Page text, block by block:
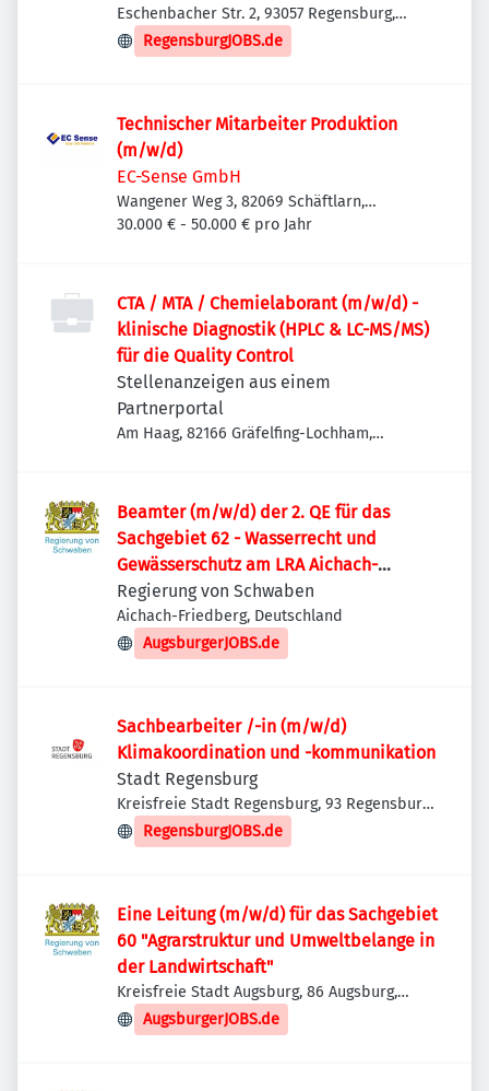
Eschenbacher Str. 2, 93057 Regensburg,
Deutschland
RegensburgJOBS.de
Technischer Mitarbeiter Produktion
(m/w/d)
EC-Sense GmbH
Wangener Weg 3, 82069 Schäftlarn,
Deutschland
30.000 € - 50.000 € pro Jahr
CTA / MTA / Chemielaborant (m/w/d) -
klinische Diagnostik (HPLC & LC-MS/MS)
für die Quality Control
Stellenanzeigen aus einem
Partnerportal
Am Haag, 82166 Gräfelfing-Lochham,
Beamter (m/w/d) der 2. QE für das
Sachgebiet 62 - Wasserrecht und
Gewässerschutz am LRA Aichach-
Friedberg
Regierung von Schwaben
Aichach-Friedberg, Deutschland
AugsburgerJOBS.de
Sachbearbeiter /-in (m/w/d)
Klimakoordination und -kommunikation
Stadt Regensburg
Kreisfreie Stadt Regensburg, 93 Regensburg,
Deutschland
RegensburgJOBS.de
Eine Leitung (m/w/d) für das Sachgebiet
60 "Agrarstruktur und Umweltbelange in
der Landwirtschaft"
Kreisfreie Stadt Augsburg, 86 Augsburg,
Deutschland
AugsburgerJOBS.de